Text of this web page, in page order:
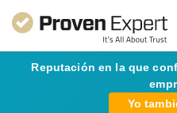
Reputación en la que
Yo